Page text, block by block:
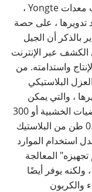
أكثر من 60 ٪ من قيمة الإخراج هذه. حصلت معدات Yongte ،
تدويرها ، على حصة
بالذكر أن الجيل
عبر الإنترنت
واستدامته. من
البلاستيكي
تدويرها ، والتي يمكن
تحويلها بعد ذلك إلى 200 متر مربع من الأرضيات الخشبية أو 300
متر من القناة. وهذا يعادل تقليل استهلاك 0.6 طن من البلاستيك
استخدام الموارد
تجهيزه" المعالجة
ولكنه يوفر أيضًا
والكربون